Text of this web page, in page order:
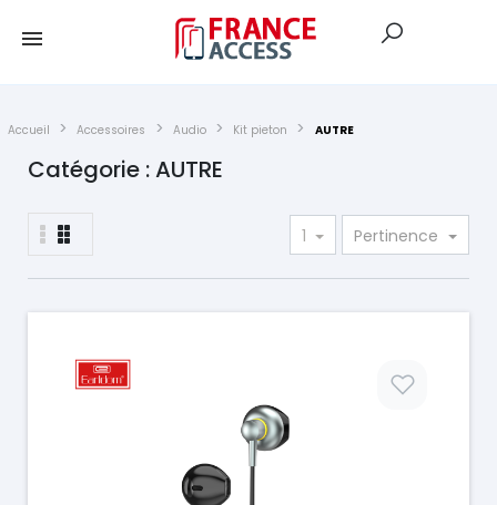
Accueil Accessoires Audio Kit pieton AUTRE
Catégorie : AUTRE
1 Pertinence
Prix